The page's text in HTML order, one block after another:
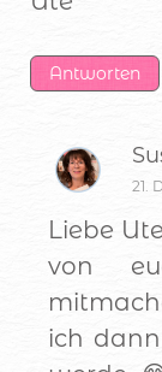
Antworten
21.
Liebe
von
ich